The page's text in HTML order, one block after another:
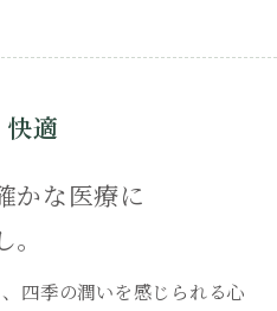
適
かな医療に
四季の潤いを感じられる心